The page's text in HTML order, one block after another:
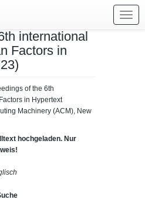
international
Factors in
of the 6th
in Hypertext
Machinery (ACM), New
hochgeladen. Nur